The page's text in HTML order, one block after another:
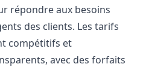
répondre aux besoins
des clients. Les tarifs
compétitifs et
avec des forfaits